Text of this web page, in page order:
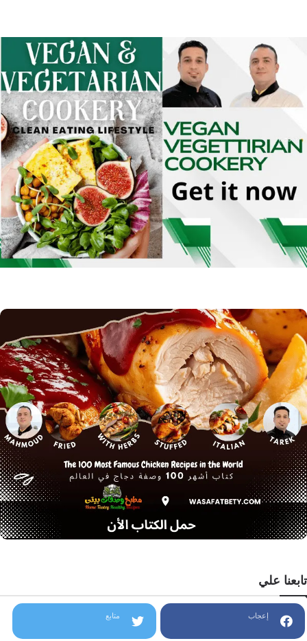
تابعنا علي
إعجاب متابع